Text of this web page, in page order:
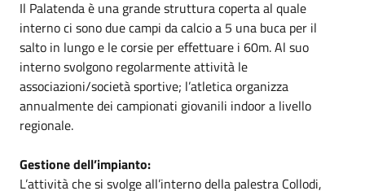
Il Palatenda è una grande struttura coperta al quale
interno ci sono due campi da calcio a 5 una buca per il
salto in lungo e le corsie per effettuare i 60m. Al suo
interno svolgono regolarmente attività le
associazioni/società sportive; l’atletica organizza
annualmente dei campionati giovanili indoor a livello
regionale.
Gestione dell’impianto:
L’attività che si svolge all’interno della palestra Collodi,